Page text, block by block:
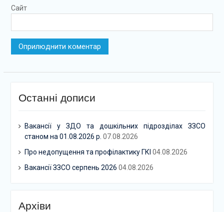
Сайт
Останні дописи
Вакансії у ЗДО та дошкільних підрозділах ЗЗСО
станом на 01.08.2026 р. 07.08.2026
Про недопущення та профілактику ГКІ 04.08.2026
Вакансії ЗЗСО серпень 2026 04.08.2026
Архіви